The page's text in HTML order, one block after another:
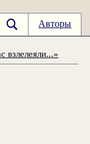
Авторы
взлелеяли...»